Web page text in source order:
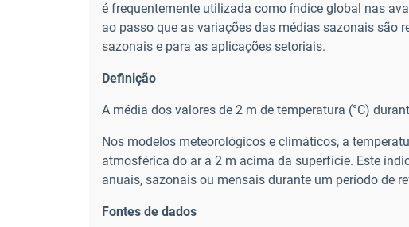
é frequentemente utilizada como índice global nas
ao passo que as variações das médias sazonais são
sazonais e para as aplicações setoriais.
Definição
A média dos valores de 2 m de temperatura (°C)
Nos modelos meteorológicos e climáticos, a
atmosférica do ar a 2 m acima da superfície. Este
anuais, sazonais ou mensais durante um período de
Fontes de dados